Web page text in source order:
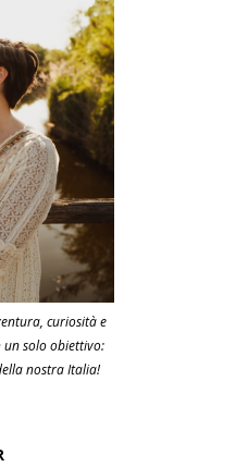
curiosità e
solo obiettivo:
nostra Italia!